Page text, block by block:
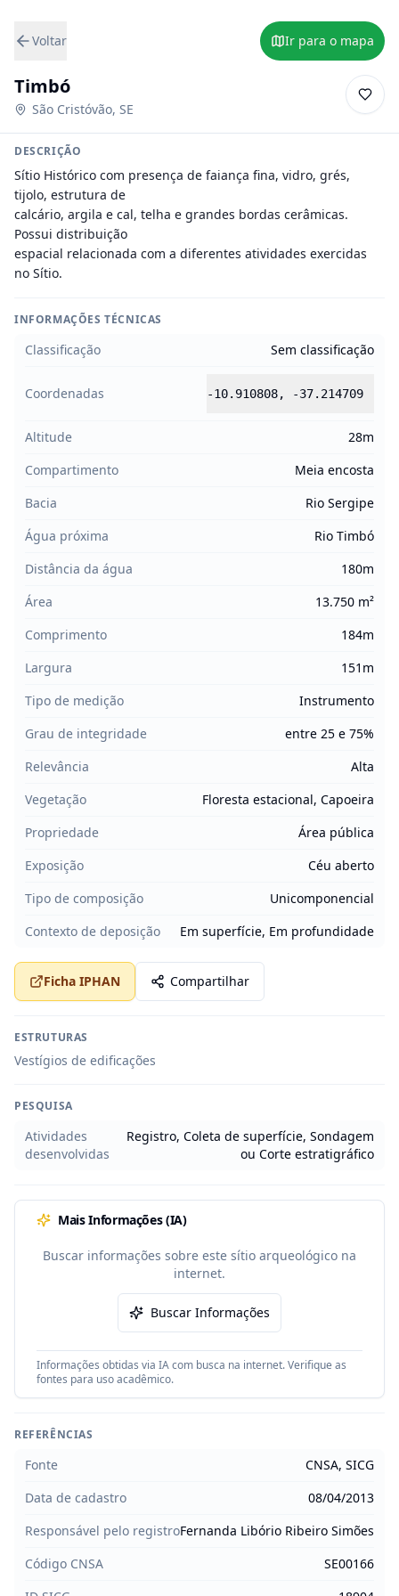
Voltar Ir para o mapa
Timbó
São Cristóvão, SE
DESCRIÇÃO
Sítio Histórico com presença de faiança fina, vidro, grés,
tijolo, estrutura de
calcário, argila e cal, telha e grandes bordas cerâmicas.
Possui distribuição
espacial relacionada com a diferentes atividades exercidas
no Sítio.
INFORMAÇÕES TÉCNICAS
Classificação Sem classificação
Coordenadas -10.910808, -37.214709
Altitude
28m
Compartimento
Meia encosta
Bacia
Rio Sergipe
Água próxima
Rio Timbó
Distância da água
180m
Área
13.750 m²
Comprimento
184m
Largura
151m
Tipo de medição
Instrumento
Grau de integridade
entre 25 e 75%
Relevância
Alta
Vegetação
Floresta estacional, Capoeira
Propriedade
Área pública
Exposição
Céu aberto
Tipo de composição
Unicomponencial
Contexto de deposição
Em superfície, Em profundidade
Ficha IPHAN Compartilhar
ESTRUTURAS
Vestígios de edificações
PESQUISA
Atividades
desenvolvidas
Registro, Coleta de superfície, Sondagem
ou Corte estratigráfico
Mais Informações (IA)
Buscar informações sobre este sítio arqueológico na
internet.
Buscar Informações
Informações obtidas via IA com busca na internet. Verifique as
fontes para uso acadêmico.
REFERÊNCIAS
Fonte
CNSA, SICG
Data de cadastro
08/04/2013
Responsável pelo registroFernanda Libório Ribeiro Simões
Código CNSA
SE00166